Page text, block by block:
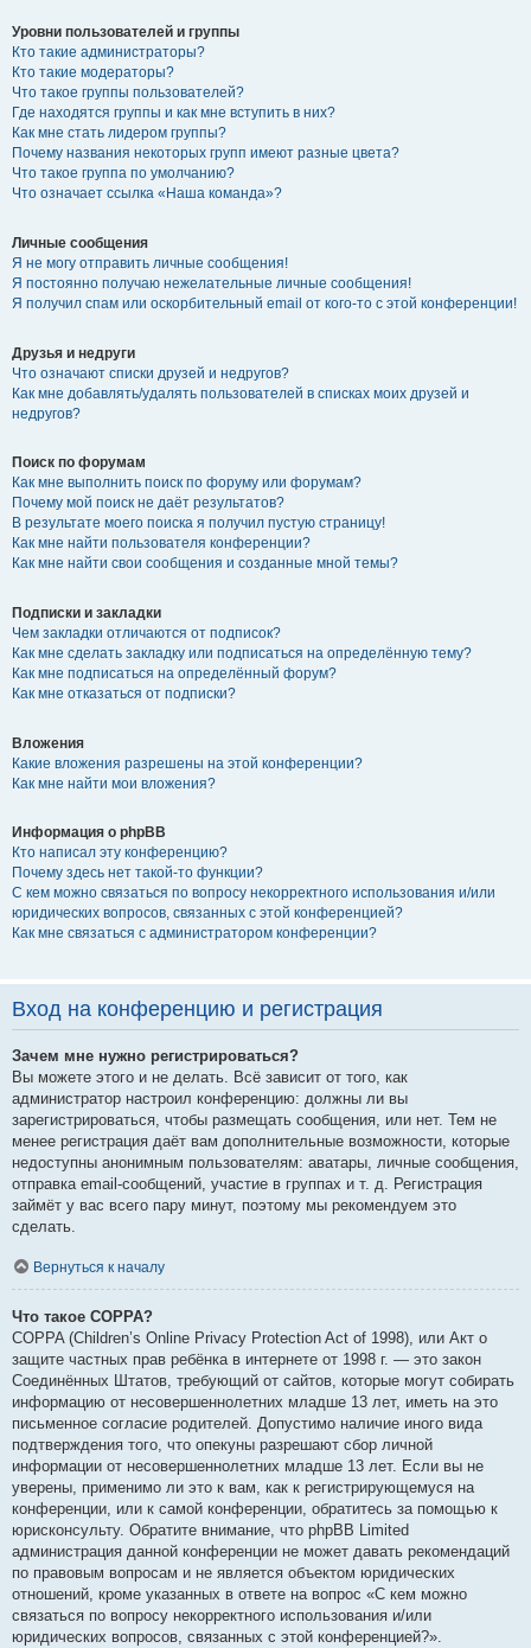
Уровни пользователей и группы
Кто такие администраторы?
Кто такие модераторы?
Что такое группы пользователей?
Где находятся группы и как мне вступить в них?
Как мне стать лидером группы?
Почему названия некоторых групп имеют разные цвета?
Что такое группа по умолчанию?
Что означает ссылка «Наша команда»?
Личные сообщения
Я не могу отправить личные сообщения!
Я постоянно получаю нежелательные личные сообщения!
Я получил спам или оскорбительный email от кого-то с этой конференции!
Друзья и недруги
Что означают списки друзей и недругов?
Как мне добавлять/удалять пользователей в списках моих друзей и
недругов?
Поиск по форумам
Как мне выполнить поиск по форуму или форумам?
Почему мой поиск не даёт результатов?
В результате моего поиска я получил пустую страницу!
Как мне найти пользователя конференции?
Как мне найти свои сообщения и созданные мной темы?
Подписки и закладки
Чем закладки отличаются от подписок?
Как мне сделать закладку или подписаться на определённую тему?
Как мне подписаться на определённый форум?
Как мне отказаться от подписки?
Вложения
Какие вложения разрешены на этой конференции?
Как мне найти мои вложения?
Информация о phpBB
Кто написал эту конференцию?
Почему здесь нет такой-то функции?
С кем можно связаться по вопросу некорректного использования и/или
юридических вопросов, связанных с этой конференцией?
Как мне связаться с администратором конференции?
Вход на конференцию и регистрация
Зачем мне нужно регистрироваться?
Вы можете этого и не делать. Всё зависит от того, как
администратор настроил конференцию: должны ли вы
зарегистрироваться, чтобы размещать сообщения, или нет. Тем не
менее регистрация даёт вам дополнительные возможности, которые
недоступны анонимным пользователям: аватары, личные сообщения,
отправка email-сообщений, участие в группах и т. д. Регистрация
займёт у вас всего пару минут, поэтому мы рекомендуем это
сделать.
Вернуться к началу
Что такое COPPA?
COPPA (Children’s Online Privacy Protection Act of 1998), или Акт о
защите частных прав ребёнка в интернете от 1998 г. — это закон
Соединённых Штатов, требующий от сайтов, которые могут собирать
информацию от несовершеннолетних младше 13 лет, иметь на это
письменное согласие родителей. Допустимо наличие иного вида
подтверждения того, что опекуны разрешают сбор личной
информации от несовершеннолетних младше 13 лет. Если вы не
уверены, применимо ли это к вам, как к регистрирующемуся на
конференции, или к самой конференции, обратитесь за помощью к
юрисконсульту. Обратите внимание, что phpBB Limited
администрация данной конференции не может давать рекомендаций
по правовым вопросам и не является объектом юридических
отношений, кроме указанных в ответе на вопрос «С кем можно
связаться по вопросу некорректного использования и/или
юридических вопросов, связанных с этой конференцией?».